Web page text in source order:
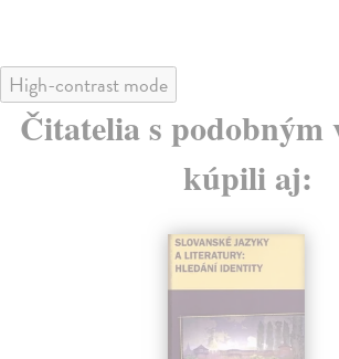
High-contrast mode
Čitatelia s podobným
kúpili aj: